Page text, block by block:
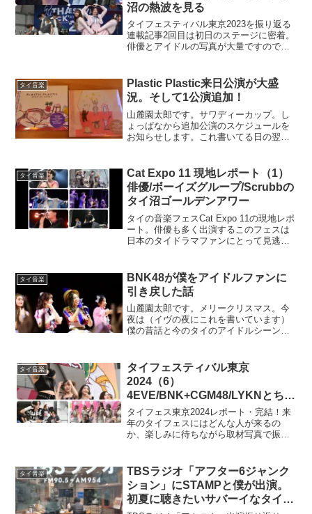
沼の熱波を見る
タイフェスティバル東京2023を振り返る
連載記事2回目は初日のステージに密着。
俳優とアイドルの写真が大量ですので無
してお楽しみください！
タイ音楽
Plastic Plastic来日公演が大盛
況。そして1公演追加！
山麓園太郎です。サワディーカップ。し
ょっぱなから追加公演のスケジュールを
お知らせします。これ書いてる日の翌日
ADV 2000 / DOOR...
タイ音楽
Cat Expo 11 現地レポート（1）
俳優/ボーイズグループ/Scrubbの
タイ沼ゴールデンアワー
タイの音楽フェスCat Expo 11の現地レポ
ート。俳優も多く出演するこのフェスは
日本のタイドラマファンにとって見逃せ
タイ音楽
BNK48が僕をアイドルファンに
引き戻した話
山麓園太郎です。メリークリスマス。今
夜は（イヴの夜にこれを書いています）
僕の昔話と今のタイのアイドルシーンに
を目にしない日はありません。その少し
前のモーニング娘。の...
タイ音楽
タイフェスティバル東京
2024（6）
4EVE/BNK+CGM48/LYKNとちょ
っとOffGun
タイフェス東京2024レポート・完結！来
年のタイフェスにはどんな人が来るの
か、楽しみに待ちながら取材写真で振り
タイ音楽
TBSラジオ「アフター6ジャンク
ション」にSTAMPと僕が出演。
初夏に聴きたいサバーイなタイポ